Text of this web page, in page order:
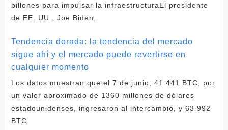
billones para impulsar la infraestructuraEl presidente
de EE. UU., Joe Biden.
Tendencia dorada: la tendencia del mercado
sigue ahí y el mercado puede revertirse en
cualquier momento
Los datos muestran que el 7 de junio, 41 441 BTC, por
un valor aproximado de 1360 millones de dólares
estadounidenses, ingresaron al intercambio, y 63 992
BTC.